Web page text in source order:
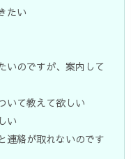
たい
いのですが、案内して
いて教えて欲しい
い
連絡が取れないのです